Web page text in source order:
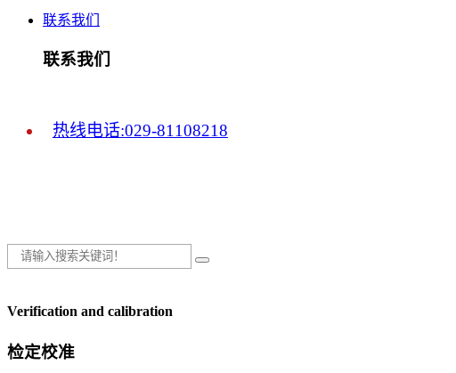
联系我们
联系我们
热线电话:029-81108218
Verification and calibration
检定校准